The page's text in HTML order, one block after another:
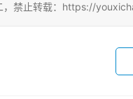
，禁止转载：https://